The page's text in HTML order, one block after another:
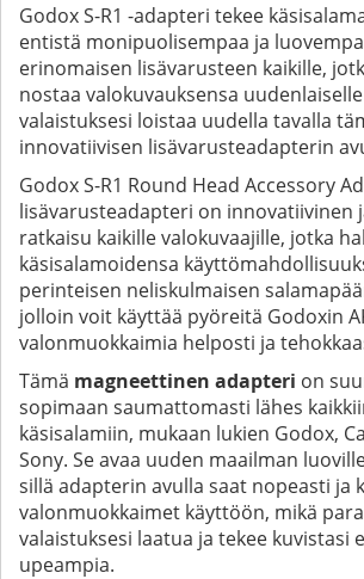
Godox S-R1 -adapteri tekee
entistä monipuolisempaa ja
erinomaisen lisävarusteen kaikille,
nostaa valokuvauksensa
valaistuksesi loistaa uudella tavalla
innovatiivisen lisävarusteadapterin
Godox S-R1 Round Head Accessory
lisävarusteadapteri on innovatiivinen
ratkaisu kaikille valokuvaajille, jotka
käsisalamoidensa
perinteisen neliskulmaisen
jolloin voit käyttää pyöreitä Godoxin
valonmuokkaimia helposti ja
Tämä magneettinen adapteri on
sopimaan saumattomasti lähes
käsisalamiin, mukaan lukien Godox,
Sony. Se avaa uuden maailman
sillä adapterin avulla saat nopeasti ja
valonmuokkaimet käyttöön, mikä
valaistuksesi laatua ja tekee kuvistasi
upeampia.